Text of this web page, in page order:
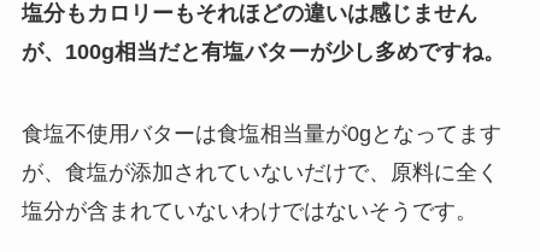
塩分もカロリーもそれほどの違いは感じません
が、100g相当だと有塩バターが少し多めですね。
食塩不使用バターは食塩相当量が0gとなってます
が、食塩が添加されていないだけで、原料に全く
塩分が含まれていないわけではないそうです。